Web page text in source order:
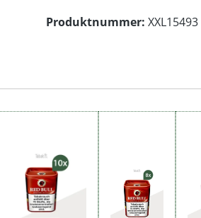
Produktnummer: XXL15493